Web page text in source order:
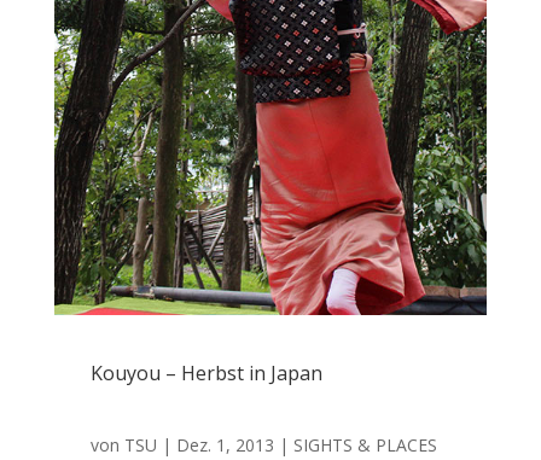
Kouyou – Herbst in Japan
von TSU | Dez. 1, 2013 | SIGHTS & PLACES